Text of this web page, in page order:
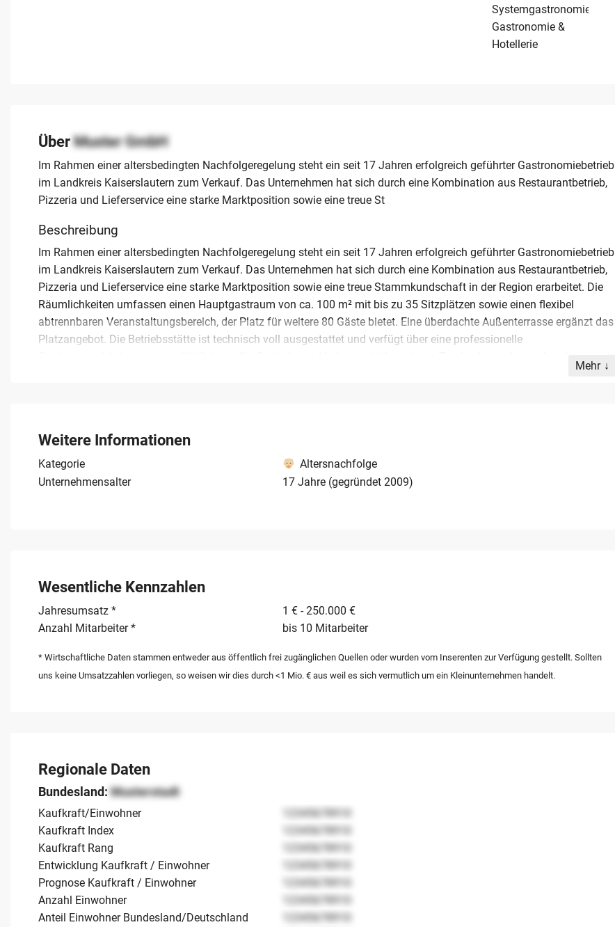
Systemgastronomie
Gastronomie &
Hotellerie
ÜberMuster GmbH
Im Rahmen einer altersbedingten Nachfolgeregelung steht ein seit 17 Jahren erfolgreich geführter Gastronomiebetrieb
im Landkreis Kaiserslautern zum Verkauf. Das Unternehmen hat sich durch eine Kombination aus Restaurantbetrieb,
Pizzeria und Lieferservice eine starke Marktposition sowie eine treue St
Beschreibung
Im Rahmen einer altersbedingten Nachfolgeregelung steht ein seit 17 Jahren erfolgreich geführter Gastronomiebetrieb
im Landkreis Kaiserslautern zum Verkauf. Das Unternehmen hat sich durch eine Kombination aus Restaurantbetrieb,
Pizzeria und Lieferservice eine starke Marktposition sowie eine treue Stammkundschaft in der Region erarbeitet. Die
Räumlichkeiten umfassen einen Hauptgastraum von ca. 100 m² mit bis zu 35 Sitzplätzen sowie einen flexibel
abtrennbaren Veranstaltungsbereich, der Platz für weitere 80 Gäste bietet. Eine überdachte Außenterrasse ergänzt das
Platzangebot. Die Betriebsstätte ist technisch voll ausgestattet und verfügt über eine professionelle
Informationen erst nach persönlicher Kontaktaufnahme bereitgestellt.
Mehr
Weitere Informationen
Kategorie
Altersnachfolge
Unternehmensalter
17 Jahre (gegründet 2009)
Wesentliche Kennzahlen
Jahresumsatz *
1 € - 250.000 €
Anzahl Mitarbeiter *
bis 10 Mitarbeiter
* Wirtschaftliche Daten stammen entweder aus öffentlich frei zugänglichen Quellen oder wurden vom Inserenten zur Verfügung gestellt. Sollten
uns keine Umsatzzahlen vorliegen, so weisen wir dies durch <1 Mio. € aus weil es sich vermutlich um ein Kleinunternehmen handelt.
Regionale Daten
Bundesland:Musterstadt
Kaufkraft/Einwohner
12345678910
Kaufkraft Index
12345678910
Kaufkraft Rang
12345678910
Entwicklung Kaufkraft / Einwohner
12345678910
Prognose Kaufkraft / Einwohner
12345678910
Anzahl Einwohner
12345678910
Anteil Einwohner Bundesland/Deutschland
12345678910